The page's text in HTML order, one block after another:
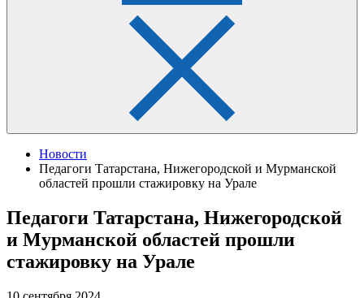
Новости
Педагоги Татарстана, Нижегородской и Мурманской
областей прошли стажировку на Урале
Педагоги Татарстана, Нижегородской
и Мурманской областей прошли
стажировку на Урале